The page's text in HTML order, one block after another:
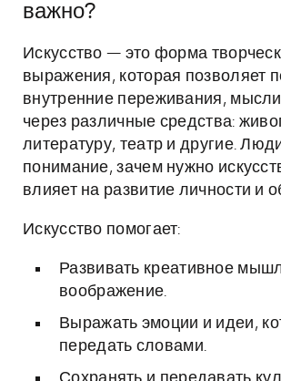
важно?
Искусство — это форма
выражения, которая позволяет
внутренние переживания,
через различные средства:
литературу, театр и другие.
понимание, зачем нужно
влияет на развитие личности и
Искусство помогает:
Развивать креативное
воображение.
Выражать эмоции и идеи,
передать словами.